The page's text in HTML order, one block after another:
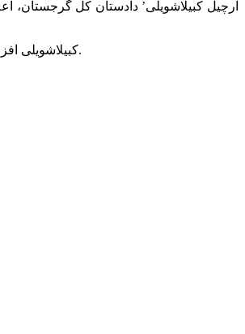
‘آرچیل کبیلاشویلی’ دادستان کل گرجستان،
کبیلاشویلی افزود: همچنین از دادگاه درخواست شده است تا قرار وثیقه ای معادل 1 میلیون لاری (1.65 لاری = 1 دلار آمریکا) برای شهردار صادر و وی از کشور ممنوع الخروج شود.